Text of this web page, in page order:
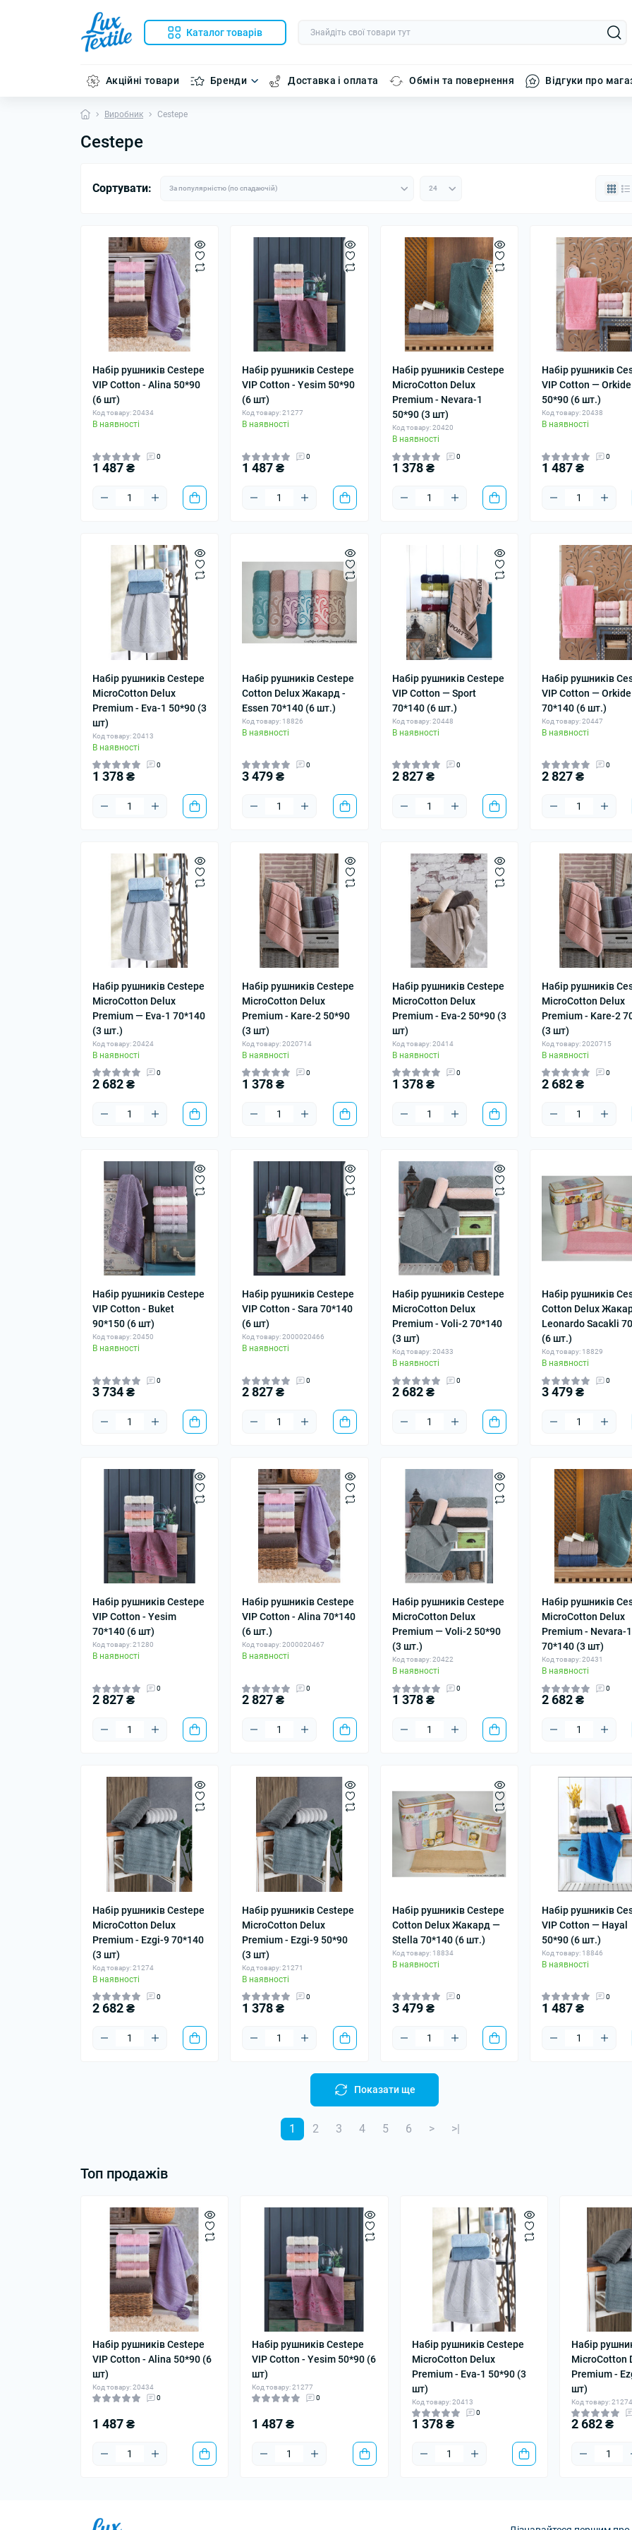
Каталог товарів
Акційні товари Бренди Доставка і оплата Обмін та повернення Відгуки про
Виробник Cestepe
Cestepe
Сортувати:
Набір рушників Cestepe
VIP Cotton - Alina 50*90
(6 шт)
Код товару: 20434
В наявності
0
1 487 ₴
Набір рушників Cestepe
VIP Cotton - Yesim 50*90
(6 шт)
Код товару: 21277
В наявності
0
1 487 ₴
Набір рушників Cestepe
MicroCotton Delux
Premium - Nevara-1
50*90 (3 шт)
Код товару: 20420
В наявності
0
1 378 ₴
Набір рушників
VIP Cotton — Orkide
50*90 (6 шт.)
Код товару: 20438
В наявності
0
1 487 ₴
Набір рушників Cestepe
MicroCotton Delux
Premium - Eva-1 50*90 (3
шт)
Код товару: 20413
В наявності
0
1 378 ₴
Набір рушників Cestepe
Cotton Delux Жакард -
Essen 70*140 (6 шт.)
Код товару: 18826
В наявності
0
3 479 ₴
Набір рушників Cestepe
VIP Cotton — Sport
70*140 (6 шт.)
Код товару: 20448
В наявності
0
2 827 ₴
Набір рушників
VIP Cotton — Orkide
70*140 (6 шт.)
Код товару: 20447
В наявності
0
2 827 ₴
Набір рушників Cestepe
MicroCotton Delux
Premium — Eva-1 70*140
(3 шт.)
Код товару: 20424
В наявності
0
2 682 ₴
Набір рушників Cestepe
MicroCotton Delux
Premium - Kare-2 50*90
(3 шт)
Код товару: 2020714
В наявності
0
1 378 ₴
Набір рушників Cestepe
MicroCotton Delux
Premium - Eva-2 50*90 (3
шт)
Код товару: 20414
В наявності
0
1 378 ₴
Набір рушників
MicroCotton Delux
Premium - Kare-2
(3 шт)
Код товару: 2020715
В наявності
0
2 682 ₴
Набір рушників Cestepe
VIP Cotton - Buket
90*150 (6 шт)
Код товару: 20450
В наявності
0
3 734 ₴
Набір рушників Cestepe
VIP Cotton - Sara 70*140
(6 шт)
Код товару: 2000020466
В наявності
0
2 827 ₴
Набір рушників Cestepe
MicroCotton Delux
Premium - Voli-2 70*140
(3 шт)
Код товару: 20433
В наявності
0
2 682 ₴
Набір рушників
Cotton Delux
Leonardo Sacakli
(6 шт.)
Код товару: 18829
В наявності
0
3 479 ₴
Набір рушників Cestepe
VIP Cotton - Yesim
70*140 (6 шт)
Код товару: 21280
В наявності
0
2 827 ₴
Набір рушників Cestepe
VIP Cotton - Alina 70*140
(6 шт.)
Код товару: 2000020467
В наявності
0
2 827 ₴
Набір рушників Cestepe
MicroCotton Delux
Premium — Voli-2 50*90
(3 шт.)
Код товару: 20422
В наявності
0
1 378 ₴
Набір рушників
MicroCotton Delux
Premium - Nevara-1
70*140 (3 шт)
Код товару: 20431
В наявності
0
2 682 ₴
Набір рушників Cestepe
MicroCotton Delux
Premium - Ezgi-9 70*140
(3 шт)
Код товару: 21274
В наявності
0
2 682 ₴
Набір рушників Cestepe
MicroCotton Delux
Premium - Ezgi-9 50*90
(3 шт)
Код товару: 21271
В наявності
0
1 378 ₴
Набір рушників Cestepe
Cotton Delux Жакард —
Stella 70*140 (6 шт.)
Код товару: 18834
В наявності
0
3 479 ₴
Набір рушників
VIP Cotton — Hayal
50*90 (6 шт.)
Код товару: 18846
В наявності
0
1 487 ₴
Показати ще
1 2 3 4 5 6 > >|
Топ продажів
Набір рушників Cestepe
VIP Cotton - Alina 50*90 (6
шт)
Код товару: 20434
0
1 487 ₴
Набір рушників Cestepe
VIP Cotton - Yesim 50*90 (6
шт)
Код товару: 21277
0
1 487 ₴
Набір рушників Cestepe
MicroCotton Delux
Premium - Eva-1 50*90 (3
шт)
Код товару: 20413
0
1 378 ₴
Набір
MicroCotton
Premium -
шт)
Код товару: 21274
2 682 ₴